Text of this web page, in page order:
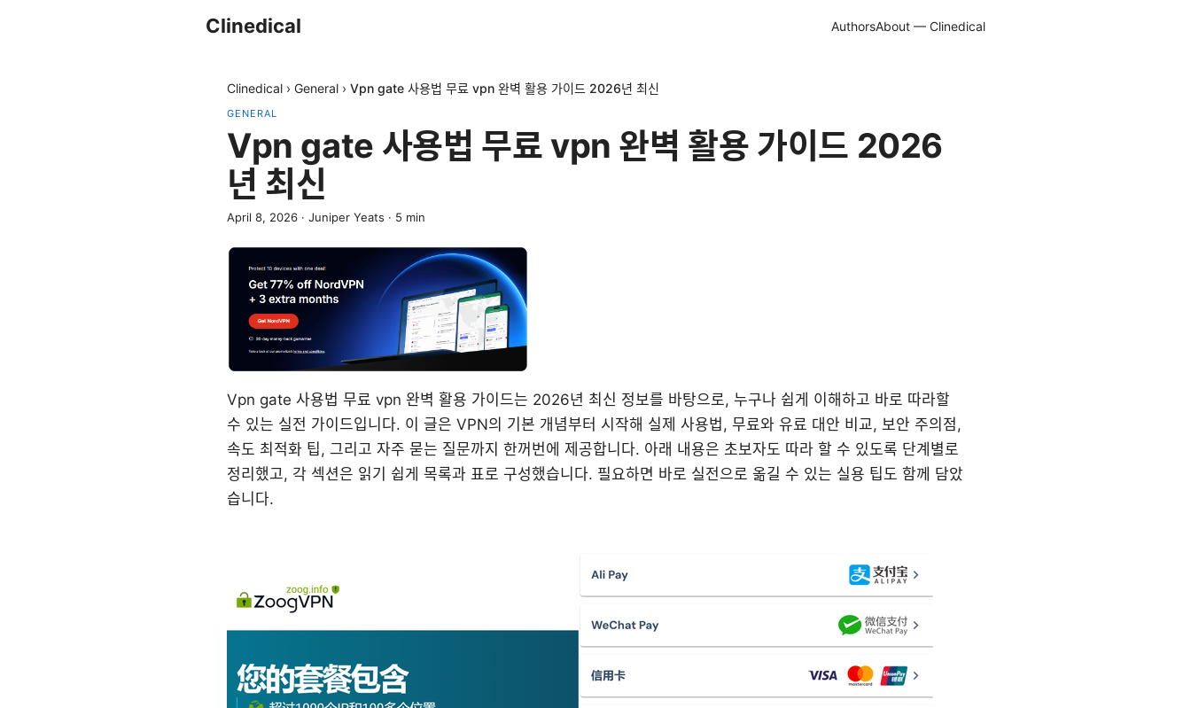
Clinedical AuthorsAbout — Clinedical
Clinedical › General › Vpn gate 사용법 무료 vpn 완벽 활용 가이드 2026년 최신
GENERAL
Vpn gate 사용법 무료 vpn 완벽 활용 가이드 2026
년 최신
April 8, 2026 · Juniper Yeats · 5 min
Vpn gate 사용법 무료 vpn 완벽 활용 가이드는 2026년 최신 정보를 바탕으로, 누구나 쉽게 이해하고 바로 따라할
수 있는 실전 가이드입니다. 이 글은 VPN의 기본 개념부터 시작해 실제 사용법, 무료와 유료 대안 비교, 보안 주의점,
속도 최적화 팁, 그리고 자주 묻는 질문까지 한꺼번에 제공합니다. 아래 내용은 초보자도 따라 할 수 있도록 단계별로
정리했고, 각 섹션은 읽기 쉽게 목록과 표로 구성했습니다. 필요하면 바로 실전으로 옮길 수 있는 실용 팁도 함께 담았
습니다.